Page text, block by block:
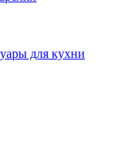
для кухни